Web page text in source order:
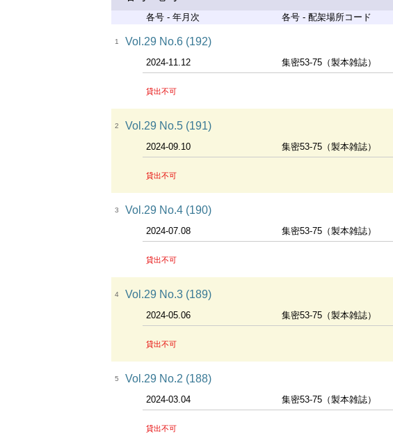
各号 - 年月次 各号 - 配架場所コード
1 Vol.29 No.6 (192)
2024-11.12 集密53-75（製本雑誌）
貸出不可
2 Vol.29 No.5 (191)
2024-09.10 集密53-75（製本雑誌）
貸出不可
3 Vol.29 No.4 (190)
2024-07.08 集密53-75（製本雑誌）
貸出不可
4 Vol.29 No.3 (189)
2024-05.06 集密53-75（製本雑誌）
貸出不可
5 Vol.29 No.2 (188)
2024-03.04 集密53-75（製本雑誌）
貸出不可